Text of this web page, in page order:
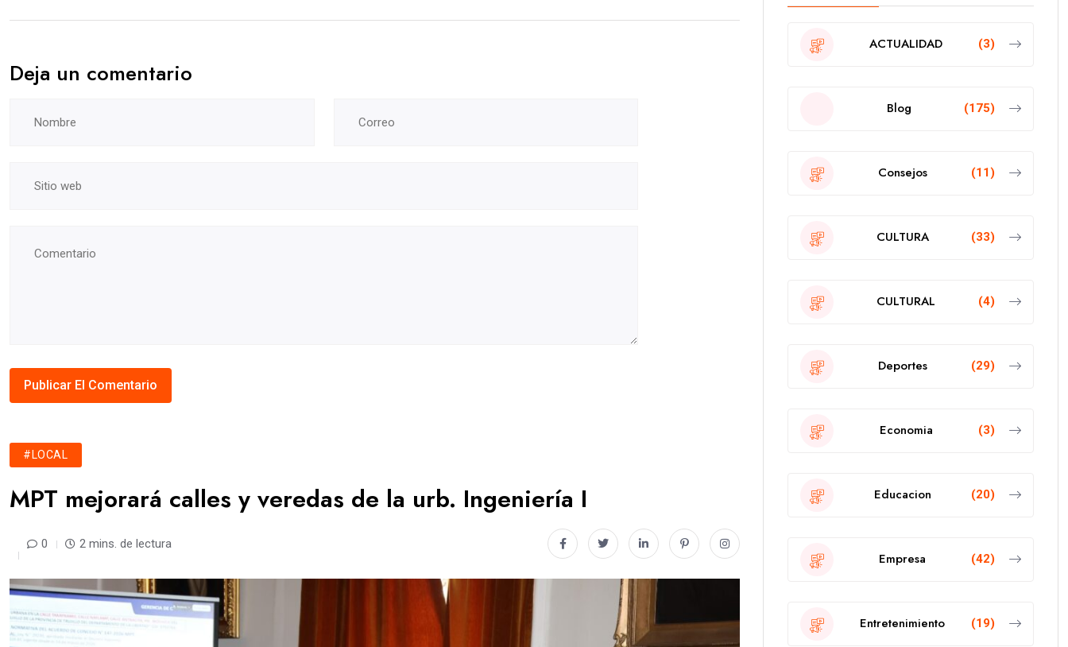
Deja un comentario
#LOCAL
MPT mejorará calles y veredas de la urb. Ingeniería I
0 2 mins. de lectura
ACTUALIDAD (3)
Blog (175)
Consejos (11)
CULTURA (33)
CULTURAL (4)
Deportes (29)
Economia (3)
Educacion (20)
Empresa (42)
Entretenimiento (19)